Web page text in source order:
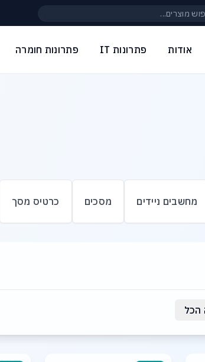
פתרונות חומרה פתרונות IT אודות
מחשבים ניידים מסכים כרטיס מסך
הכל